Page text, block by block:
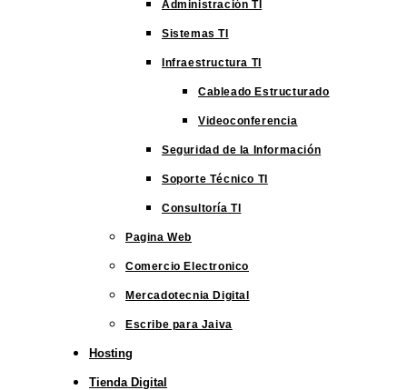
Administración TI
Sistemas TI
Infraestructura TI
Cableado Estructurado
Videoconferencia
Seguridad de la Información
Soporte Técnico TI
Consultoría TI
Pagina Web
Comercio Electronico
Mercadotecnia Digital
Escribe para Jaiva
Hosting
Tienda Digital